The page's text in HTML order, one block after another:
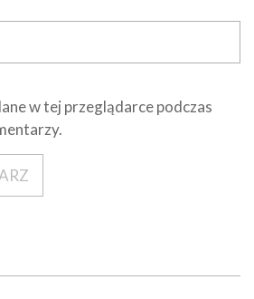
w tej przeglądarce podczas